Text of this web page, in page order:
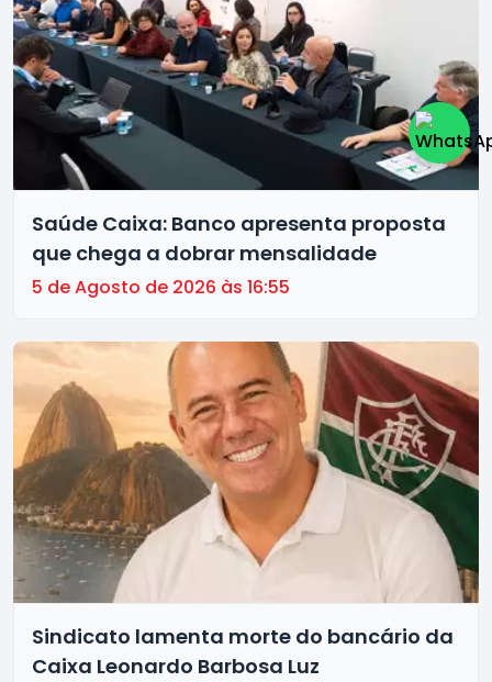
Saúde Caixa: Banco apresenta proposta
que chega a dobrar mensalidade
5 de Agosto de 2026 às 16:55
Sindicato lamenta morte do bancário da
Caixa Leonardo Barbosa Luz